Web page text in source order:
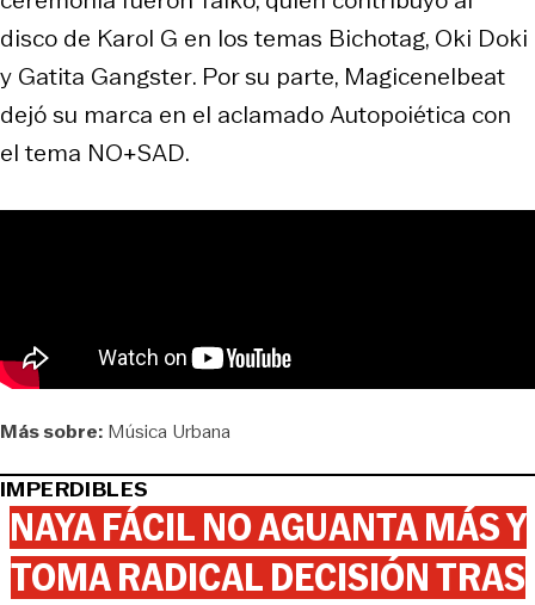
disco de Karol G en los temas Bichotag, Oki Doki
y Gatita Gangster. Por su parte, Magicenelbeat
dejó su marca en el aclamadoAutopoiética con
el tema NO+SAD.
Más sobre: Música Urbana
IMPERDIBLES
NAYA FÁCIL NO AGUANTA MÁS Y
TOMA RADICAL DECISIÓN TRAS